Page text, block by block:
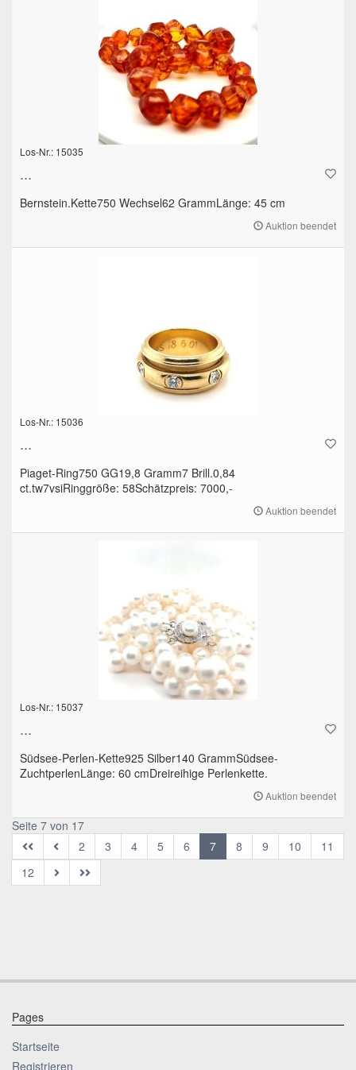
Los-Nr.: 15035
...
Bernstein.Kette750 Wechsel62 GrammLänge: 45 cm
Auktion beendet
Los-Nr.: 15036
...
Piaget-Ring750 GG19,8 Gramm7 Brill.0,84
ct.tw7vsiRinggröße: 58Schätzpreis: 7000,-
Auktion beendet
Los-Nr.: 15037
...
Südsee-Perlen-Kette925 Silber140 GrammSüdsee-
ZuchtperlenLänge: 60 cmDreireihige Perlenkette.
Auktion beendet
Seite 7 von 17
2
3 4 5 6 7 8 9 10
11
12
Pages
Startseite
Registrieren